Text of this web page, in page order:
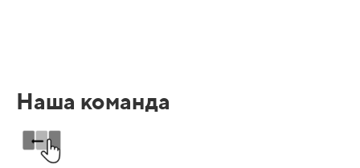
Наша команда